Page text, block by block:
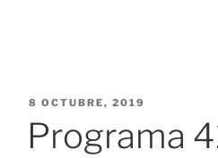
PUBLICADO
8 OCTUBRE, 2019
Programa